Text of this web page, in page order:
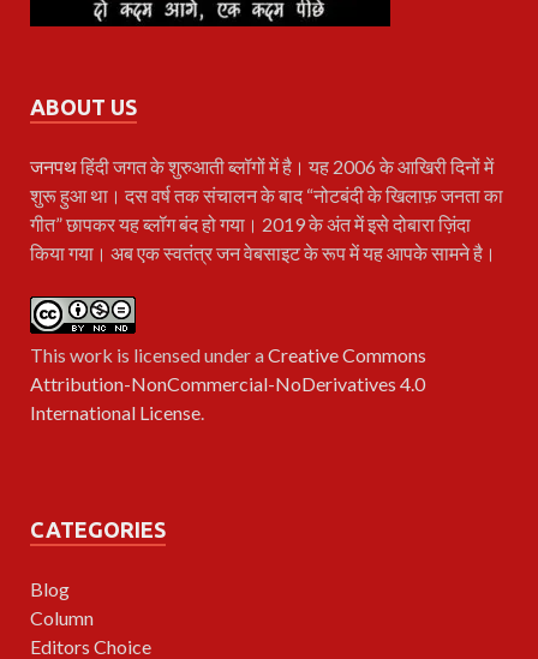
ABOUT US
जनपथहिंदी जगत के शुरुआती ब्लॉगों में है। यह 2006 के आखिरी दिनों में
शुरू हुआ था। दस वर्ष तक संचालन के बाद “नोटबंदी के खिलाफ़ जनता का
गीत” छापकर यह ब्लॉग बंद हो गया। 2019 के अंत में इसे दोबारा ज़िंदा
किया गया। अब एक स्वतंत्र जन वेबसाइट के रूप में यह आपके सामने है।
This work is licensed under aCreative Commons
Attribution-NonCommercial-NoDerivatives 4.0
International License.
CATEGORIES
Blog
Column
Editors Choice